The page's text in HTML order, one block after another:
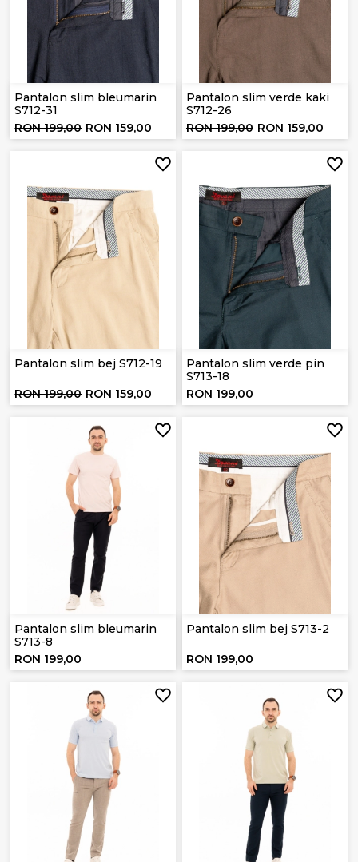
Pantalon slim bleumarin
S712-31
RON 199,00 RON 159,00
Pantalon slim verde kaki
S712-26
RON 199,00 RON 159,00
Pantalon slim bej S712-19
RON 199,00 RON 159,00
Pantalon slim verde pin
S713-18
RON 199,00
Pantalon slim bleumarin
S713-8
RON 199,00
Pantalon slim bej S713-2
RON 199,00